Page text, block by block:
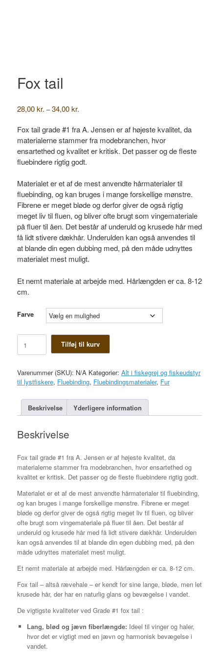
Fox tail
28,00kr. – 34,00kr.
til
34,00 kr.
Fox tail grade #1 fra A. Jensen er af højeste kvalitet, da
materialerne stammer fra modebranchen, hvor
ensartethed og kvalitet er kritisk. Det passer og de fleste
fluebindere rigtig godt.
Materialet er et af de mest anvendte hårmaterialer til
fluebinding, og kan bruges i mange forskellige mønstre.
Fibrene er meget bløde og derfor giver de også rigtig
meget liv til fluen, og bliver ofte brugt som vingemateriale
på fluer til åen. Det består af underuld og krusede hår med
få lidt stivere dækhår. Underulden kan også anvendes til
at blande din egen dubbing med, på den måde udnyttes
materialet mest muligt.
Et nemt materiale at arbejde med. Hårlængden er ca. 8-12
cm.
Farve
Fox
tail
antal
Tilføj til kurv
Varenummer (SKU): N/A Kategorier: Alt i fiskegrej og fiskeudstyr
til lystfiskere, Fluebinding, Fluebindingsmaterialer, Fur
Beskrivelse Yderligere information
Beskrivelse
Fox tail grade #1 fra A. Jensen er af højeste kvalitet, da
materialerne stammer fra modebranchen, hvor ensartethed og
kvalitet er kritisk. Det passer og de fleste fluebindere rigtig godt.
Materialet er et af de mest anvendte hårmaterialer til fluebinding,
og kan bruges i mange forskellige mønstre. Fibrene er meget
bløde og derfor giver de også rigtig meget liv til fluen, og bliver
ofte brugt som vingemateriale på fluer til åen. Det består af
underuld og krusede hår med få lidt stivere dækhår. Underulden
kan også anvendes til at blande din egen dubbing med, på den
måde udnyttes materialet mest muligt.
Et nemt materiale at arbejde med. Hårlængden er ca. 8-12 cm.
Fox tail – altså rævehale – er kendt for sine lange, bløde, men let
krusede hår, der har en naturlig glans og bevægelse i vandet.
De vigtigste kvaliteter ved Grade #1 fox tail :
Lang, blød og jævn fiberlængde: Ideel til vinger og haler,
hvor det er vigtigt med en jævn og harmonisk bevægelse i
vandet.